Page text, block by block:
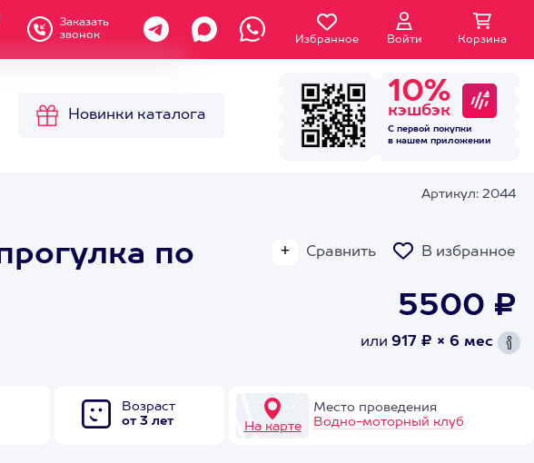
Заказать
звонок
Избранное Войти Корзина
Новинки каталога
10%
кэшбэк
С первой покупки
в нашем приложении
Артикул: 2044
по
Сравнить В избранное
5500 ₽
или 917 ₽ × 6 мес
Возраст
от 3 лет
На карте
Место проведения
Водно-моторный клуб